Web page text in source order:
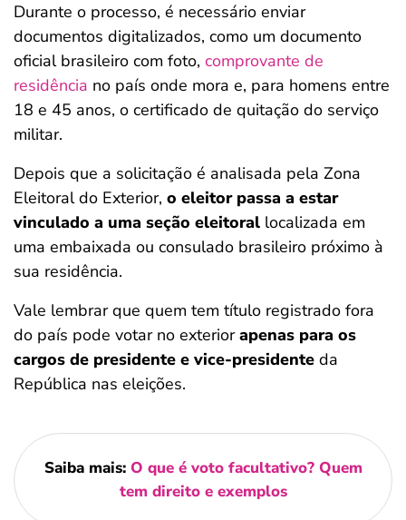
Durante o processo, é necessário enviar
documentos digitalizados, como um documento
oficial brasileiro com foto, comprovante de
residência no país onde mora e, para homens entre
18 e 45 anos, o certificado de quitação do serviço
militar.
Depois que a solicitação é analisada pela Zona
Eleitoral do Exterior, o eleitor passa a estar
vinculado a uma seção eleitoral localizada em
uma embaixada ou consulado brasileiro próximo à
sua residência.
Vale lembrar que quem tem título registrado fora
do país pode votar no exteriorapenas para os
cargos de presidente e vice-presidente da
República nas eleições.
Saiba mais: O que é voto facultativo​? Quem
tem direito e exemplos